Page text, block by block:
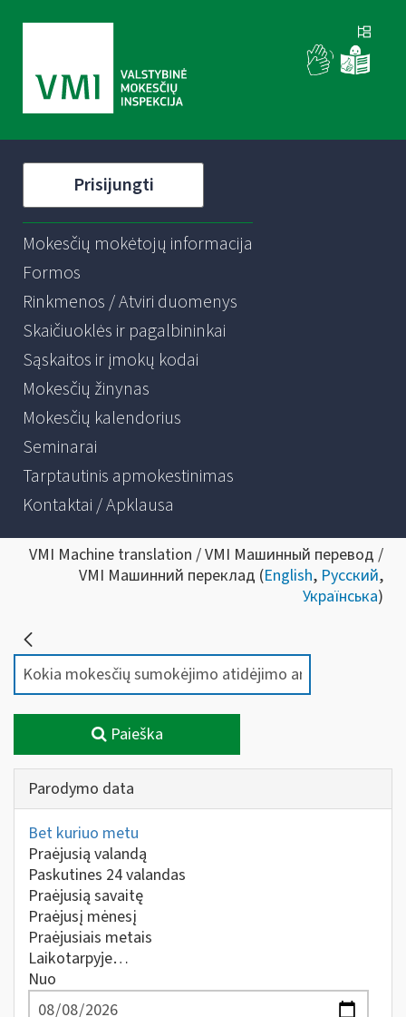
Prisijungti
Mokesčių mokėtojų informacija
Formos
Rinkmenos / Atviri duomenys
Skaičiuoklės ir pagalbininkai
Sąskaitos ir įmokų kodai
Mokesčių žinynas
Mokesčių kalendorius
Seminarai
Tarptautinis apmokestinimas
Kontaktai / Apklausa
VMI Machine translation / VMI Машинный перевод /
VMI Машинний переклад (English, Русский,
Українська)
Paieška
Parodymo data
Bet kuriuo metu
Praėjusią valandą
Paskutines 24 valandas
Praėjusią savaitę
Praėjusį mėnesį
Praėjusiais metais
Laikotarpyje…
Nuo